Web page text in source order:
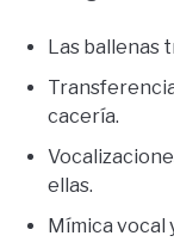
Las ballenas
cacería.
ellas.
Mímica vocal